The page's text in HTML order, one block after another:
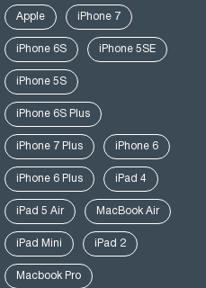
Apple iPhone 7
iPhone 6S iPhone 5SE
iPhone 5S
iPhone 6S Plus
iPhone 7 Plus iPhone 6
iPhone 6 Plus iPad 4
iPad 5 Air MacBook Air
iPad Mini iPad 2
Macbook Pro